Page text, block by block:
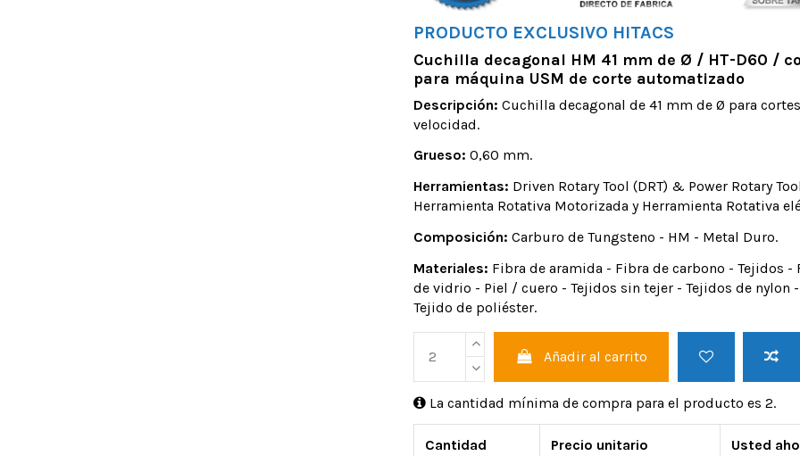
PRODUCTO EXCLUSIVO HITACS
Cuchilla decagonal HM 41 mm de Ø / HT-D60 /
para máquina USM de corte automatizado
Descripción: Cuchilla decagonal de 41 mm de Ø para
velocidad.
Grueso: 0,60 mm.
Herramientas: Driven Rotary Tool (DRT) & Power Rotary
Herramienta Rotativa Motorizada y Herramienta Rotativa
Composición: Carburo de Tungsteno - HM - Metal Duro.
Materiales: Fibra de aramida - Fibra de carbono - Tejidos -
de vidrio - Piel / cuero - Tejidos sin tejer - Tejidos de nylon
Tejido de poliéster.
Añadir al carrito
La cantidad mínima de compra para el producto es 2.
Cantidad Precio unitario Usted
PRODUCTO